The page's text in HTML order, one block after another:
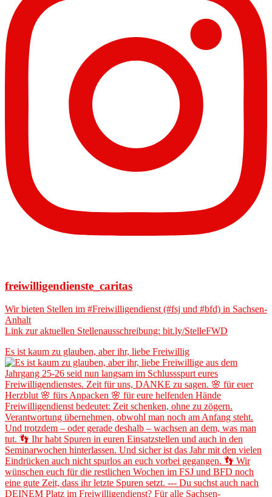
freiwilligendienste_caritas
Wir bieten Stellen im #Freiwilligendienst (#fsj und #bfd) in Sachsen-
Anhalt
Link zur aktuellen Stellenausschreibung: bit.ly/StelleFWD
Es ist kaum zu glauben, aber ihr, liebe Freiwillig